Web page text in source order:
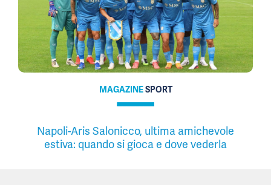
MAGAZINESPORT
Napoli-Aris Salonicco, ultima amichevole
estiva: quando si gioca e dove vederla